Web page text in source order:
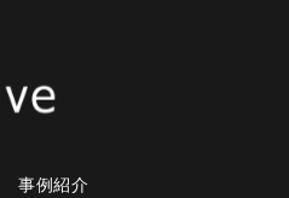
事例紹介